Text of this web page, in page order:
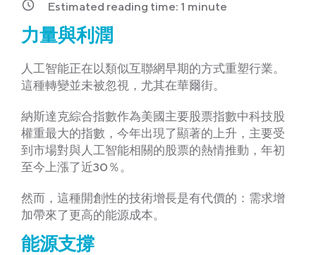
Estimated reading time: 1 minute
力量與利潤
人工智能正在以類似互聯網早期的方式重塑行業。
這種轉變並未被忽視，尤其在華爾街。
納斯達克綜合指數作為美國主要股票指數中科技股
權重最大的指數，今年出現了顯著的上升，主要受
到市場對與人工智能相關的股票的熱情推動，年初
至今上漲了近30％。
然而，這種開創性的技術增長是有代價的：需求增
加帶來了更高的能源成本。
能源支撐